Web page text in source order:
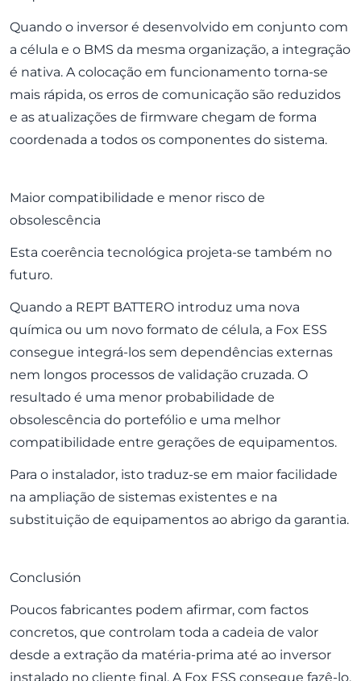
Quando o inversor é desenvolvido em conjunto com
a célula e o BMS da mesma organização, a integração
é nativa. A colocação em funcionamento torna-se
mais rápida, os erros de comunicação são reduzidos
e as atualizações de firmware chegam de forma
coordenada a todos os componentes do sistema.
Maior compatibilidade e menor risco de
obsolescência
Esta coerência tecnológica projeta-se também no
futuro.
Quando a REPT BATTERO introduz uma nova
química ou um novo formato de célula, a Fox ESS
consegue integrá-los sem dependências externas
nem longos processos de validação cruzada. O
resultado é uma menor probabilidade de
obsolescência do portefólio e uma melhor
compatibilidade entre gerações de equipamentos.
Para o instalador, isto traduz-se em maior facilidade
na ampliação de sistemas existentes e na
substituição de equipamentos ao abrigo da garantia.
Conclusión
Poucos fabricantes podem afirmar, com factos
concretos, que controlam toda a cadeia de valor
desde a extração da matéria-prima até ao inversor
instalado no cliente final. A Fox ESS consegue fazê-lo.